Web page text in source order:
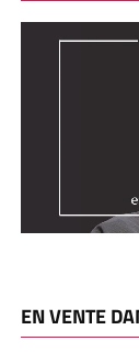
EN VENTE